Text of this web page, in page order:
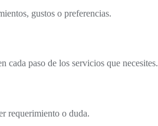
gustos o preferencias.
cada paso de los servicios que necesites.
requerimiento o duda.